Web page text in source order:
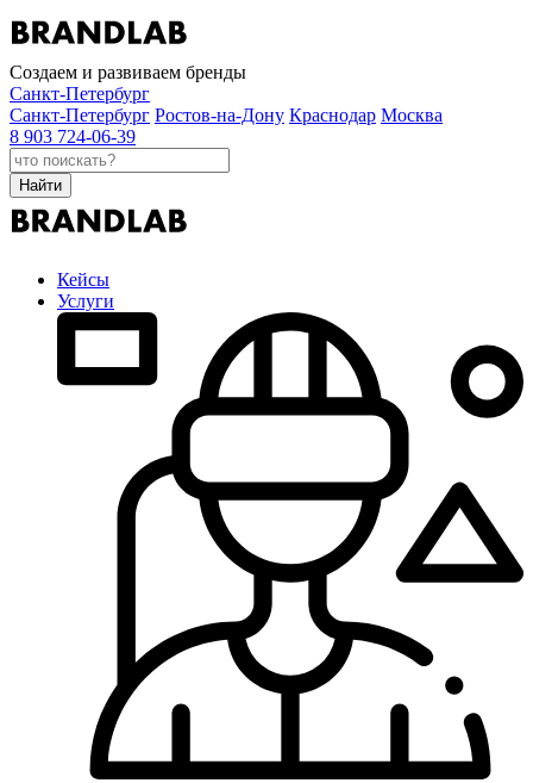
Создаем и развиваем бренды
Санкт-Петербург
Санкт-Петербург Ростов-на-Дону Краснодар Москва
8 903 724-06-39
Найти
Кейсы
Услуги